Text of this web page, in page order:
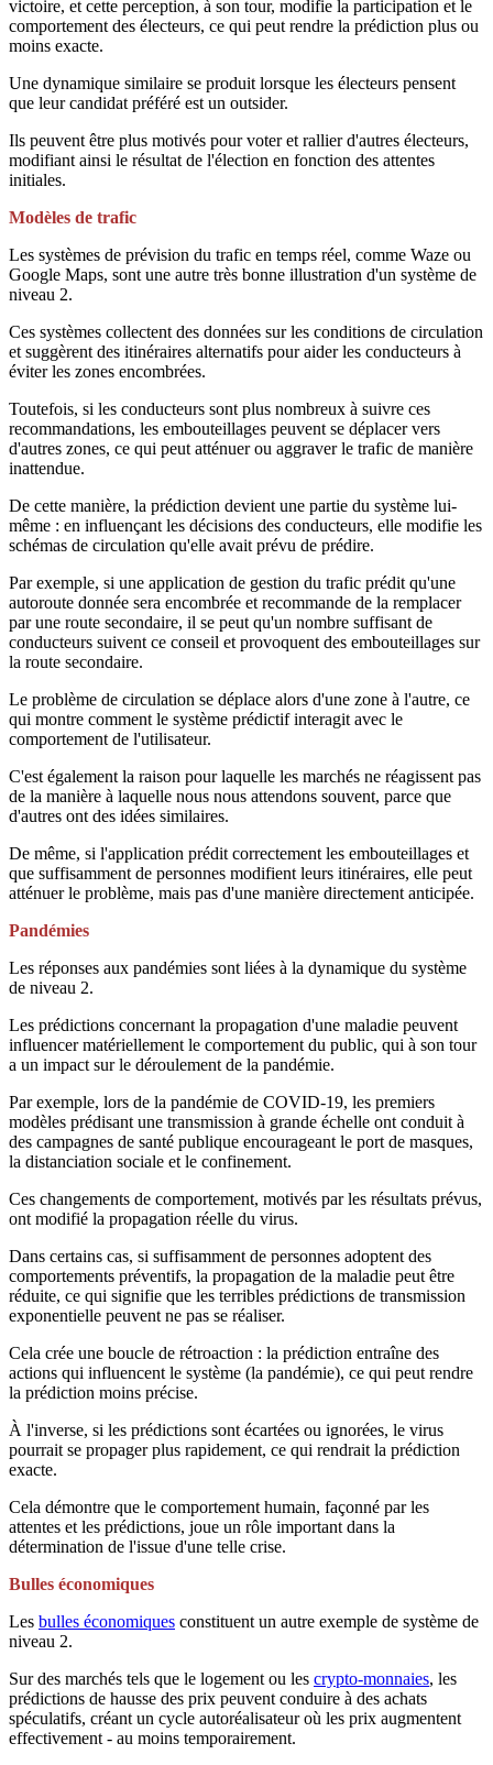
victoire, et cette perception, à son tour, modifie la participation et le
comportement des électeurs, ce qui peut rendre la prédiction plus ou
moins exacte.
Une dynamique similaire se produit lorsque les électeurs pensent
que leur candidat préféré est un outsider.
Ils peuvent être plus motivés pour voter et rallier d'autres électeurs,
modifiant ainsi le résultat de l'élection en fonction des attentes
initiales.
Modèles de trafic
Les systèmes de prévision du trafic en temps réel, comme Waze ou
Google Maps, sont une autre très bonne illustration d'un système de
niveau 2.
Ces systèmes collectent des données sur les conditions de circulation
et suggèrent des itinéraires alternatifs pour aider les conducteurs à
éviter les zones encombrées.
Toutefois, si les conducteurs sont plus nombreux à suivre ces
recommandations, les embouteillages peuvent se déplacer vers
d'autres zones, ce qui peut atténuer ou aggraver le trafic de manière
inattendue.
De cette manière, la prédiction devient une partie du système lui-
même : en influençant les décisions des conducteurs, elle modifie les
schémas de circulation qu'elle avait prévu de prédire.
Par exemple, si une application de gestion du trafic prédit qu'une
autoroute donnée sera encombrée et recommande de la remplacer
par une route secondaire, il se peut qu'un nombre suffisant de
conducteurs suivent ce conseil et provoquent des embouteillages sur
la route secondaire.
Le problème de circulation se déplace alors d'une zone à l'autre, ce
qui montre comment le système prédictif interagit avec le
comportement de l'utilisateur.
C'est également la raison pour laquelle les marchés ne réagissent pas
de la manière à laquelle nous nous attendons souvent, parce que
d'autres ont des idées similaires.
De même, si l'application prédit correctement les embouteillages et
que suffisamment de personnes modifient leurs itinéraires, elle peut
atténuer le problème, mais pas d'une manière directement anticipée.
Pandémies
Les réponses aux pandémies sont liées à la dynamique du système
de niveau 2.
Les prédictions concernant la propagation d'une maladie peuvent
influencer matériellement le comportement du public, qui à son tour
a un impact sur le déroulement de la pandémie.
Par exemple, lors de la pandémie de COVID-19, les premiers
modèles prédisant une transmission à grande échelle ont conduit à
des campagnes de santé publique encourageant le port de masques,
la distanciation sociale et le confinement.
Ces changements de comportement, motivés par les résultats prévus,
ont modifié la propagation réelle du virus.
Dans certains cas, si suffisamment de personnes adoptent des
comportements préventifs, la propagation de la maladie peut être
réduite, ce qui signifie que les terribles prédictions de transmission
exponentielle peuvent ne pas se réaliser.
Cela crée une boucle de rétroaction : la prédiction entraîne des
actions qui influencent le système (la pandémie), ce qui peut rendre
la prédiction moins précise.
À l'inverse, si les prédictions sont écartées ou ignorées, le virus
pourrait se propager plus rapidement, ce qui rendrait la prédiction
exacte.
Cela démontre que le comportement humain, façonné par les
attentes et les prédictions, joue un rôle important dans la
détermination de l'issue d'une telle crise.
Bulles économiques
Les bulles économiques constituent un autre exemple de système de
niveau 2.
Sur des marchés tels que le logement ou les crypto-monnaies, les
prédictions de hausse des prix peuvent conduire à des achats
spéculatifs, créant un cycle autoréalisateur où les prix augmentent
effectivement - au moins temporairement.